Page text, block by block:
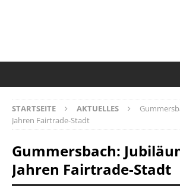
STARTSEITE AKTUELLES
Jahren Fairtrade-Stadt
Gummersbach:
Jahren Fairtrade-Stadt